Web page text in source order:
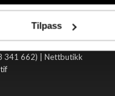
Tilpass
341 662) | Nettbutikk